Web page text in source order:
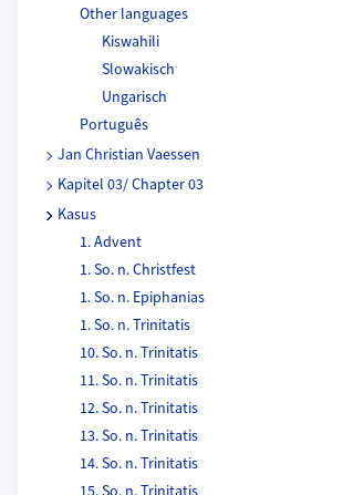
Other languages
Kiswahili
Slowakisch
Ungarisch
Português
Jan Christian Vaessen
Kapitel 03/ Chapter 03
Kasus
1. Advent
1. So. n. Christfest
1. So. n. Epiphanias
1. So. n. Trinitatis
10. So. n. Trinitatis
11. So. n. Trinitatis
12. So. n. Trinitatis
13. So. n. Trinitatis
14. So. n. Trinitatis